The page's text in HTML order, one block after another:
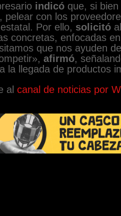
indicóque, si bien
pelear con los
Por ello, solicitóal
concretas, enfocadas
que nos ayuden
afirmó,
la llegada de productos
al canal de noticias por